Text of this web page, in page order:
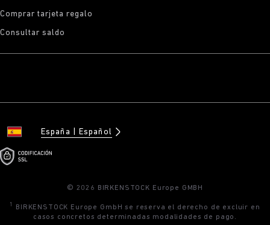
Comprar tarjeta regalo
Consultar saldo
España Español
© 2026 BIRKENSTOCK Europe GMBH
1
BIRKENSTOCK Europe GmbH se reserva el derecho de excluir en
casos concretos determinadas modalidades de pago.